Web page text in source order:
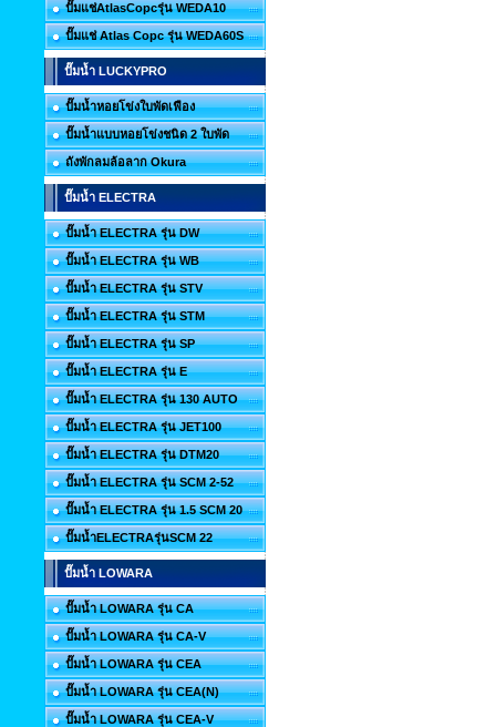
ปั๊มแช่AtlasCopcรุ่น WEDA10
ปั๊มแช่ Atlas Copc รุ่น WEDA60S
ปั๊มน้ำ LUCKYPRO
ปั๊มน้ำหอยโข่งใบพัดเฟือง
ปั๊มน้ำแบบหอยโข่งชนิด 2 ใบพัด
ถังพักลมล้อลาก Okura
ปั๊มน้ำ ELECTRA
ปั๊มน้ำ ELECTRA รุ่น DW
ปั๊มน้ำ ELECTRA รุ่น WB
ปั๊มน้ำ ELECTRA รุ่น STV
ปั๊มน้ำ ELECTRA รุ่น STM
ปั๊มน้ำ ELECTRA รุ่น SP
ปั๊มน้ำ ELECTRA รุ่น E
ปั๊มน้ำ ELECTRA รุ่น 130 AUTO
ปั๊มน้ำ ELECTRA รุ่น JET100
ปั๊มน้ำ ELECTRA รุ่น DTM20
ปั๊มน้ำ ELECTRA รุ่น SCM 2-52
ปั๊มน้ำ ELECTRA รุ่น 1.5 SCM 20
ปั๊มน้ำELECTRAรุ่นSCM 22
ปั๊มน้ำ LOWARA
ปั๊มน้ำ LOWARA รุ่น CA
ปั๊มน้ำ LOWARA รุ่น CA-V
ปั๊มน้ำ LOWARA รุ่น CEA
ปั๊มน้ำ LOWARA รุ่น CEA(N)
ปั๊มน้ำ LOWARA รุ่น CEA-V